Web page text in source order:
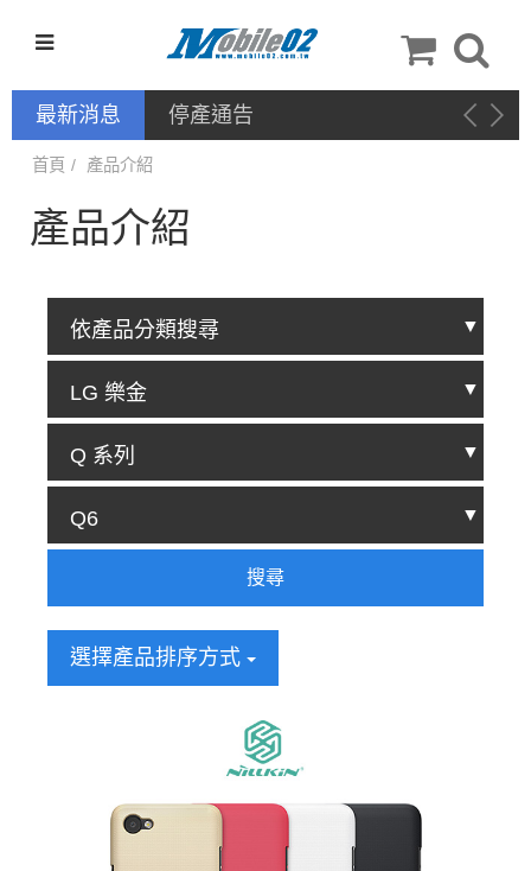
最新消息 停產通告
首頁 產品介紹
產品介紹
搜尋
選擇產品排序方式